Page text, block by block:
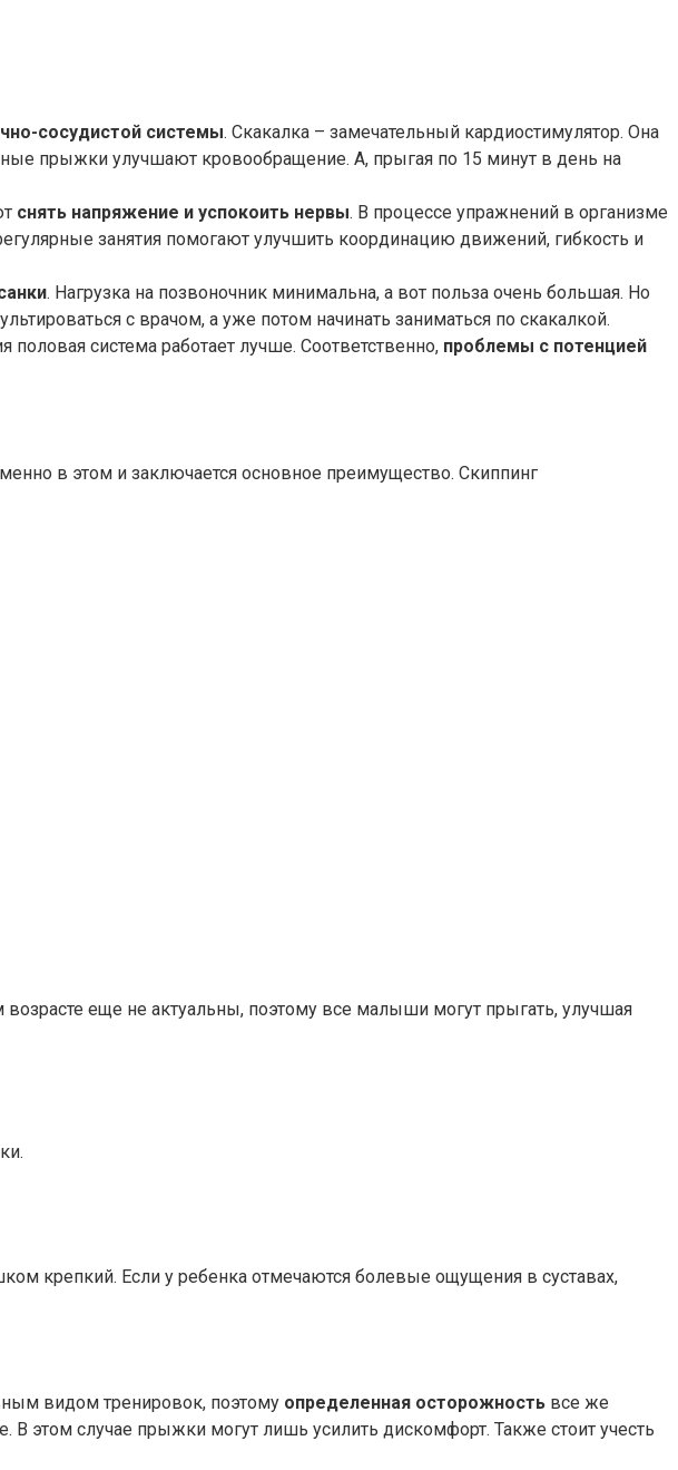
сосудистой системы. Скакалка – замечательный кардиостимулятор. Она
прыжки улучшают кровообращение. А, прыгая по 15 минут в день на
снять напряжение и успокоить нервы. В процессе упражнений в организме
занятия помогают улучшить координацию движений, гибкость и
. Нагрузка на позвоночник минимальна, а вот польза очень большая. Но
с врачом, а уже потом начинать заниматься по скакалкой.
система работает лучше. Соответственно, проблемы с потенцией
в этом и заключается основное преимущество. Скиппинг
еще не актуальны, поэтому все малыши могут прыгать, улучшая
крепкий. Если у ребенка отмечаются болевые ощущения в суставах,
видом тренировок, поэтому определенная осторожность все же
В этом случае прыжки могут лишь усилить дискомфорт. Также стоит учесть